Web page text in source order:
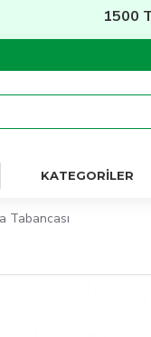
1500 TL
KATEGORILER
Tabancası